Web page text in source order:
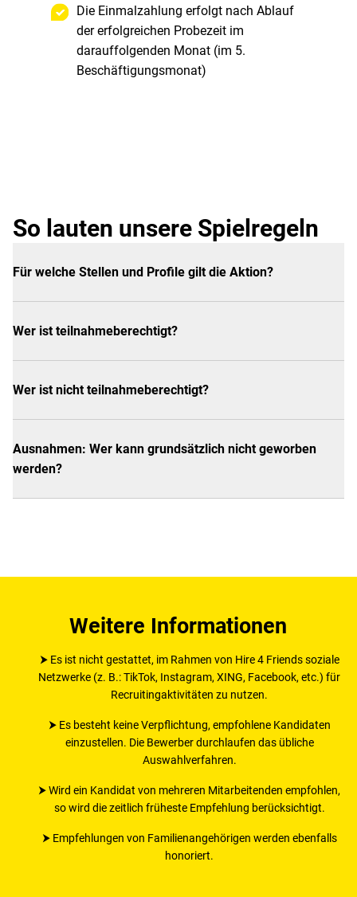
Die Einmalzahlung erfolgt nach Ablauf
der erfolgreichen Probezeit im
darauffolgenden Monat (im 5.
Beschäftigungsmonat)
So lauten unsere Spielregeln
Für welche Stellen und Profile gilt die Aktion?
Wer ist teilnahmeberechtigt?
Wer ist nicht teilnahmeberechtigt?
Ausnahmen: Wer kann grundsätzlich nicht geworben
werden?
Weitere Informationen
⮞ Es ist nicht gestattet, im Rahmen von Hire 4 Friends soziale
Netzwerke (z. B.: TikTok, Instagram, XING, Facebook, etc.) für
Recruitingaktivitäten zu nutzen.
⮞ Es besteht keine Verpflichtung, empfohlene Kandidaten
einzustellen. Die Bewerber durchlaufen das übliche
Auswahlverfahren.
⮞ Wird ein Kandidat von mehreren Mitarbeitenden empfohlen,
so wird die zeitlich früheste Empfehlung berücksichtigt.
⮞ Empfehlungen von Familienangehörigen werden ebenfalls
honoriert.